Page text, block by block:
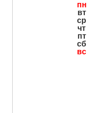
пн
вт
ср
чт
пт
сб
вс